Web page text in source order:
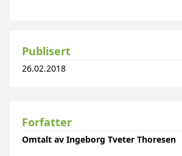
Publisert
26.02.2018
Forfatter
Omtalt av Ingeborg Tveter Thoresen